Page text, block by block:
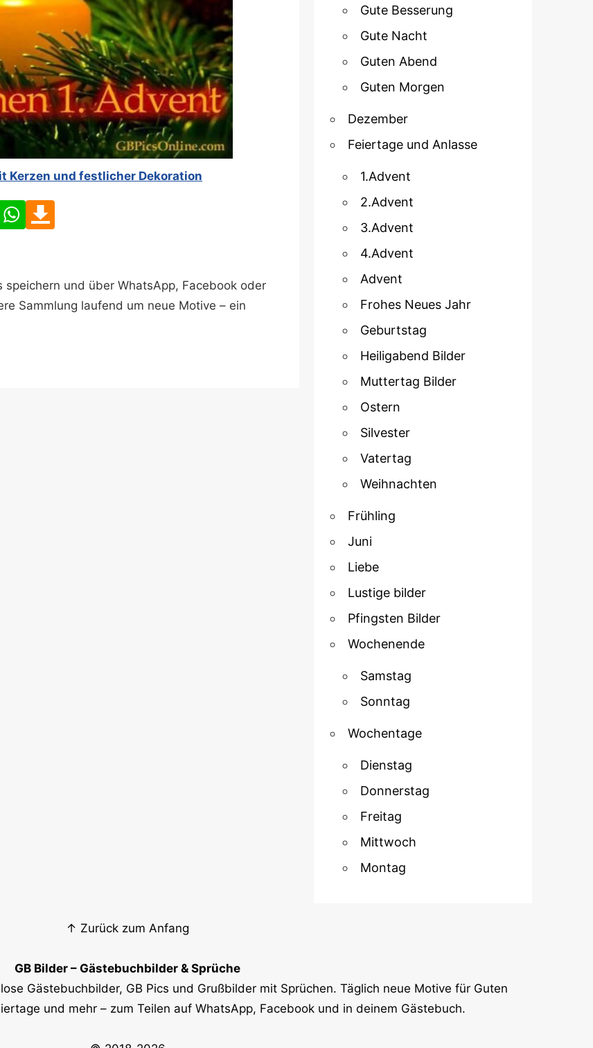
Kerzen und festlicher Dekoration
FacebookWhatsApp
und über WhatsApp, Facebook oder
Sammlung laufend um neue Motive – ein
Gute Besserung
Gute Nacht
Guten Abend
Guten Morgen
Dezember
Feiertage und Anlasse
1.Advent
2.Advent
3.Advent
4.Advent
Advent
Frohes Neues Jahr
Geburtstag
Heiligabend Bilder
Muttertag Bilder
Ostern
Silvester
Vatertag
Weihnachten
Frühling
Juni
Liebe
Lustige bilder
Pfingsten Bilder
Wochenende
Samstag
Sonntag
Wochentage
Dienstag
Donnerstag
Freitag
Mittwoch
Montag
↑ Zurück zum Anfang
GB Bilder – Gästebuchbilder & Sprüche
Gästebuchbilder, GB Pics und Grußbilder mit Sprüchen. Täglich neue Motive für Guten
und mehr – zum Teilen auf WhatsApp, Facebook und in deinem Gästebuch.